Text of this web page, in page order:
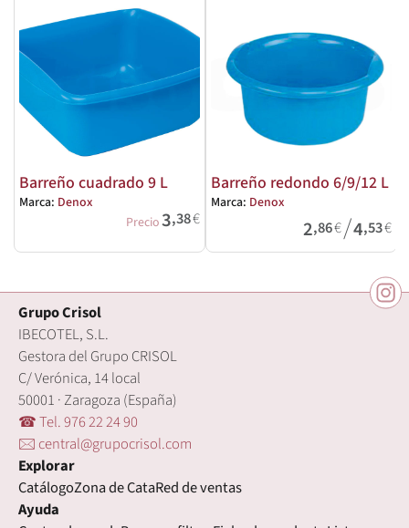
Barreño cuadrado 9 L
Marca: Denox
Precio3,38€
Barreño redondo 6/9/12 L
Marca: Denox
2,86€/4,53€
Grupo Crisol
IBECOTEL, S.L.
Gestora del Grupo CRISOL
C/ Verónica, 14 local
50001 · Zaragoza (España)
☎ Tel. 976 22 24 90
🖂 central@grupocrisol.com
Explorar
CatálogoZona de CataRed de ventas
Ayuda